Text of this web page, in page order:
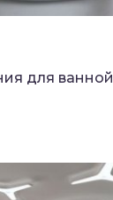
для ванной